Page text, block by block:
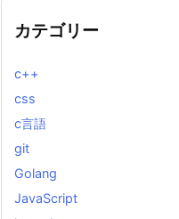
カテゴリー
c++
css
c言語
git
Golang
JavaScript